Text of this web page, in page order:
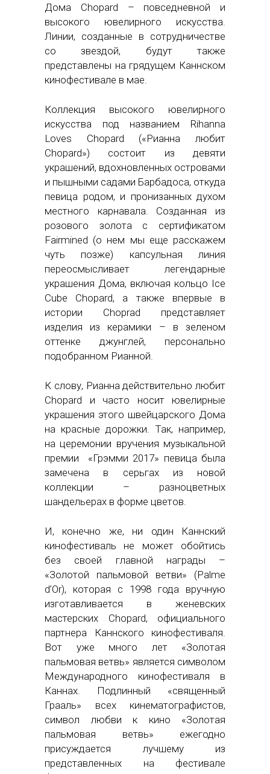
Дома Chopard – повседневной и
высокого ювелирного искусства.
Линии, созданные в сотрудничестве
со звездой, будут также
представлены на грядущем Каннском
кинофестивале в мае.
Коллекция высокого ювелирного
искусства под названием Rihanna
Loves Chopard («Рианна любит
Chopard») состоит из девяти
украшений, вдохновленных островами
и пышными садами Барбадоса, откуда
певица родом, и пронизанных духом
местного карнавала. Созданная из
розового золота с сертификатом
Fairmined (о нем мы еще расскажем
чуть позже) капсульная линия
переосмысливает легендарные
украшения Дома, включая кольцо Ice
Cube Chopard, а также впервые в
истории Choprad представляет
изделия из керамики – в зеленом
оттенке джунглей, персонально
подобранном Рианной.
К слову, Рианна действительно любит
Chopard и часто носит ювелирные
украшения этого швейцарского Дома
на красные дорожки. Так, например,
на церемонии вручения музыкальной
премии «Грэмми 2017» певица была
замечена в серьгах из новой
коллекции – разноцветных
шандельерах в форме цветов.
И, конечно же, ни один Каннский
кинофестиваль не может обойтись
без своей главной награды –
«Золотой пальмовой ветви» (Palme
d’Or), которая с 1998 года вручную
изготавливается в женевских
мастерских Chopard, официального
партнера Каннского кинофестиваля.
Вот уже много лет «Золотая
пальмовая ветвь» является символом
Международного кинофестиваля в
Каннах. Подлинный «священный
Грааль» всех кинематографистов,
символ любви к кино «Золотая
пальмовая ветвь» ежегодно
присуждается лучшему из
представленных на фестивале